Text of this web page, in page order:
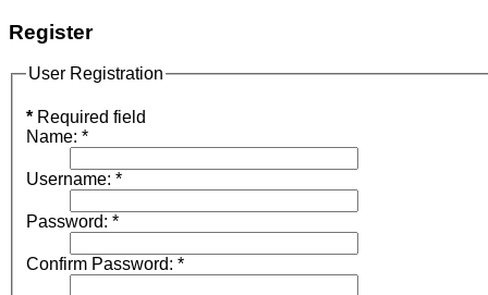
Register
User Registration
* Required field
Name: *
Username: *
Password: *
Confirm Password: *